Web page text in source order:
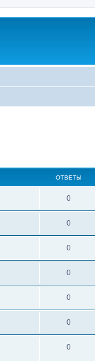
ОТВЕТЫ
0
0
0
0
0
0
0